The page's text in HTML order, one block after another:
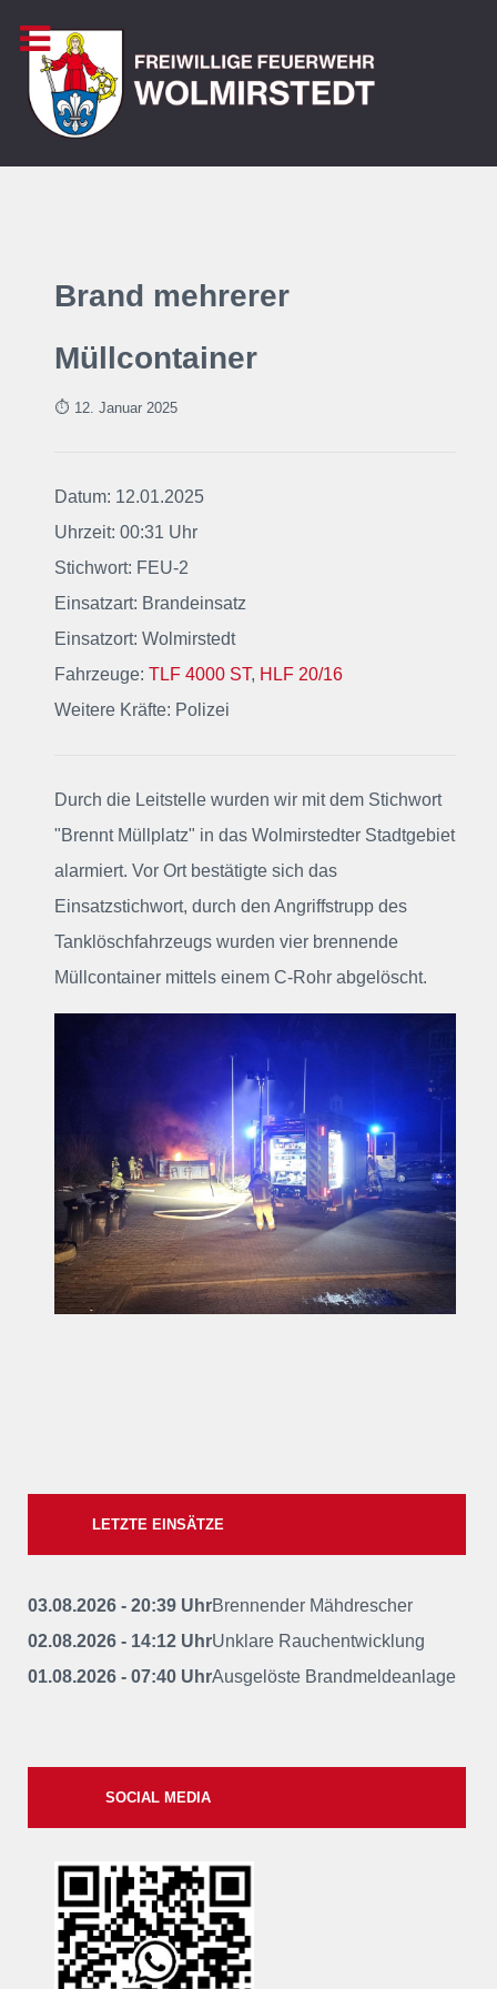
Brand mehrerer
Müllcontainer
⏱ 12. Januar 2025
Datum: 12.01.2025
Uhrzeit: 00:31 Uhr
Stichwort: FEU-2
Einsatzart: Brandeinsatz
Einsatzort: Wolmirstedt
Fahrzeuge: TLF 4000 ST, HLF 20/16
Weitere Kräfte: Polizei
Durch die Leitstelle wurden wir mit dem Stichwort
"Brennt Müllplatz" in das Wolmirstedter Stadtgebiet
alarmiert. Vor Ort bestätigte sich das
Einsatzstichwort, durch den Angriffstrupp des
Tanklöschfahrzeugs wurden vier brennende
Müllcontainer mittels einem C-Rohr abgelöscht.
LETZTE EINSÄTZE
03.08.2026 - 20:39 UhrBrennender Mähdrescher
02.08.2026 - 14:12 UhrUnklare Rauchentwicklung
01.08.2026 - 07:40 UhrAusgelöste Brandmeldeanlage
SOCIAL MEDIA